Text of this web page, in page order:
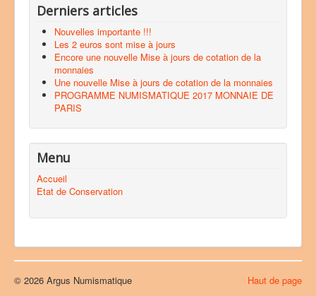
Derniers articles
Nouvelles importante !!!
Les 2 euros sont mise à jours
Encore une nouvelle Mise à jours de cotation de la
monnaies
Une nouvelle Mise à jours de cotation de la monnaies
PROGRAMME NUMISMATIQUE 2017 MONNAIE DE
PARIS
Menu
Accueil
Etat de Conservation
Haut de page
© 2026 Argus Numismatique